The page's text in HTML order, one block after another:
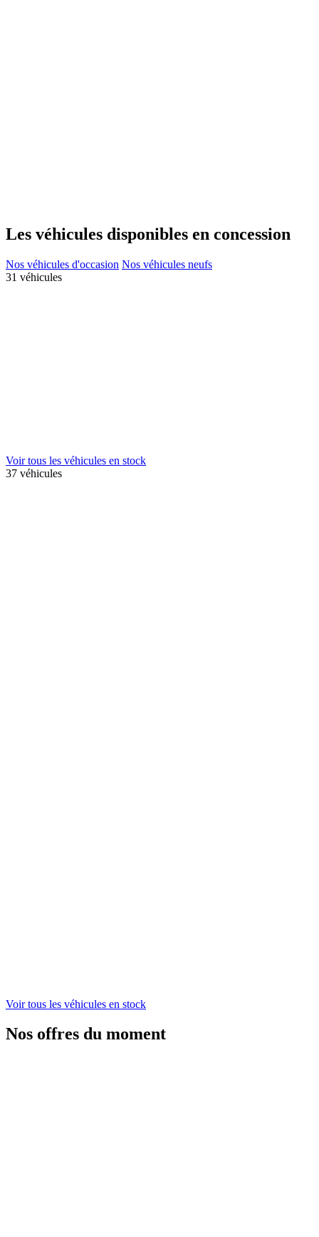
Les véhicules disponibles en concession
Nos véhicules d'occasion Nos véhicules neufs
31 véhicules
Voir tous les véhicules en stock
37 véhicules
Voir tous les véhicules en stock
Nos offres du moment